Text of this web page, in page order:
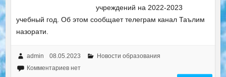
учреждений на 2022-2023
учебный год. Об этом сообщает телеграм канал Таълим
назорати.
admin 08.05.2023
Новости образования
Комментариев нет